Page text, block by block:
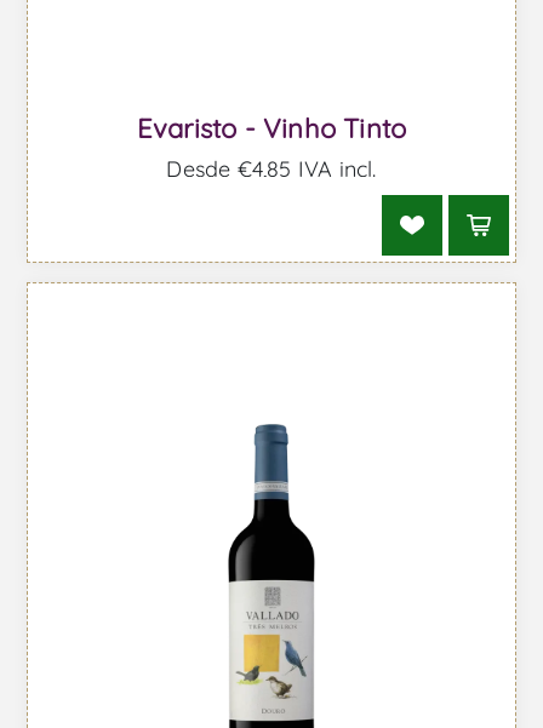
Evaristo - Vinho Tinto
Desde €4,85 IVA incl.